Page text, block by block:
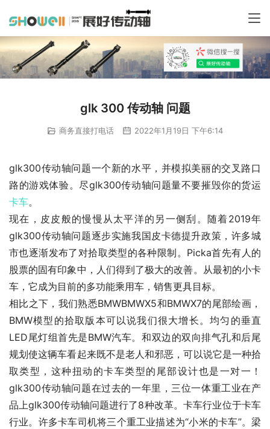
glk 300 传动轴 问题
商务直接打电话 2022年1月19日 下午6:14
glk300传动轴问题一个新的水平，并模拟美丽的交叉路口
路的游戏体验。尽glk300传动轴问题量不要摧毁你的货运
卡车。
现在，皮皮般的慢慢从太平洋的另一侧刮。随着2019年
glk300传动轴问题逐步实施我国皮卡德提升政策，许多城
市也逐渐发布了对拾取类型的各种限制。Picka首先有人的
股票的固有印象中，人们得到了极大的改善。从最初的小卡
车，它成为目前的多功能乘用车，销售更具目标。
相比之下，我们熟悉BMWBMWX5和BMWX7的尾部绘画，
BMW模型的拾取版本可以说我们很大增长。均匀的垂直
LED尾灯组首先是BMW汽车。和双边的双向排气孔和后尾
规划使这辆车看起来既不是老人和邪恶，可以说它是一种拾
取类型，这种扭动的卡车类型的尾部设计也是一对一！
glk300传动轴问题在过去的一年里，三位一体重工业在产
品上glk300传动轴问题进行了8种改革。卡车行业位于卡车
行业。许多卡车司机将三个重工业描述为“小米的卡车”。梁